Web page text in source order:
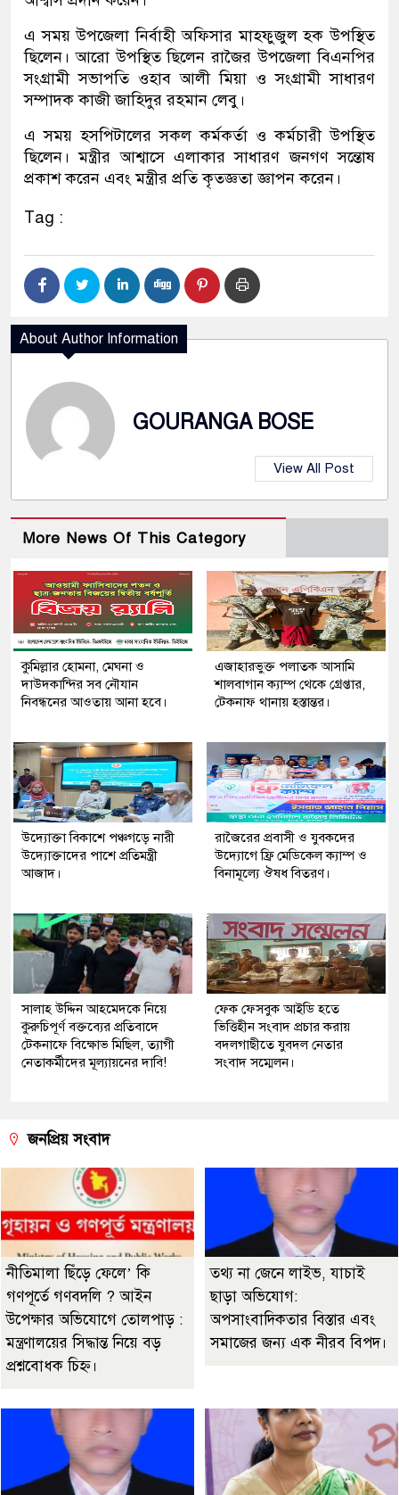
এ সময় উপজেলা নির্বাহী অফিসার মাহফুজুল হক উপস্থিত
ছিলেন। আরো উপস্থিত ছিলেন রাজৈর উপজেলা বিএনপির
সংগ্রামী সভাপতি ওহাব আলী মিয়া ও সংগ্রামী সাধারণ
সম্পাদক কাজী জাহিদুর রহমান লেবু।
এ সময় হসপিটালের সকল কর্মকর্তা ও‌ কর্মচারী উপস্থিত
ছিলেন। মন্ত্রীর আশ্বাসে এলাকার সাধারণ জনগণ সন্তোষ
প্রকাশ করেন এবং মন্ত্রীর প্রতি কৃতজ্ঞতা জ্ঞাপন করেন।
Tag :
About Author Information
GOURANGA BOSE
View All Post
More News Of This Category
কুমিল্লার হোমনা, মেঘনা ও
দাউদকান্দির সব নৌযান
নিবন্ধনের আওতায় আনা হবে।
এজাহারভুক্ত পলাতক আসামি
শালবাগান ক্যাম্প থেকে গ্রেপ্তার,
টেকনাফ থানায় হস্তান্তর।
উদ্যোক্তা বিকাশে পঞ্চগড়ে নারী
উদ্যোক্তাদের পাশে প্রতিমন্ত্রী
আজাদ।
রাজৈরের‌ প্রবাসী ও যুবকদের
উদ্যোগে ফ্রি মেডিকেল ক্যাম্প ও
বিনামূল্যে ঔষধ বিতরণ।
সালাহ উদ্দিন আহমেদকে নিয়ে
কুরুচিপূর্ণ বক্তব্যের প্রতিবাদে
টেকনাফে বিক্ষোভ মিছিল, ত্যাগী
নেতাকর্মীদের মূল্যায়নের দাবি!
ফেক ফেসবুক আইডি হতে
ভিত্তিহীন সংবাদ প্রচার করায়
বদলগাছীতে যুবদল নেতার
সংবাদ সম্মেলন।
জনপ্রিয় সংবাদ
নীতিমালা ছিঁড়ে ফেলে’ কি
গণপূর্তে গণবদলি ? আইন
উপেক্ষার অভিযোগে তোলপাড় :
মন্ত্রণালয়ের সিদ্ধান্ত নিয়ে বড়
প্রশ্নবোধক চিহ্ন।
তথ্য না জেনে লাইভ, যাচাই
ছাড়া অভিযোগ:
অপসাংবাদিকতার বিস্তার এবং
সমাজের জন্য এক নীরব বিপদ।